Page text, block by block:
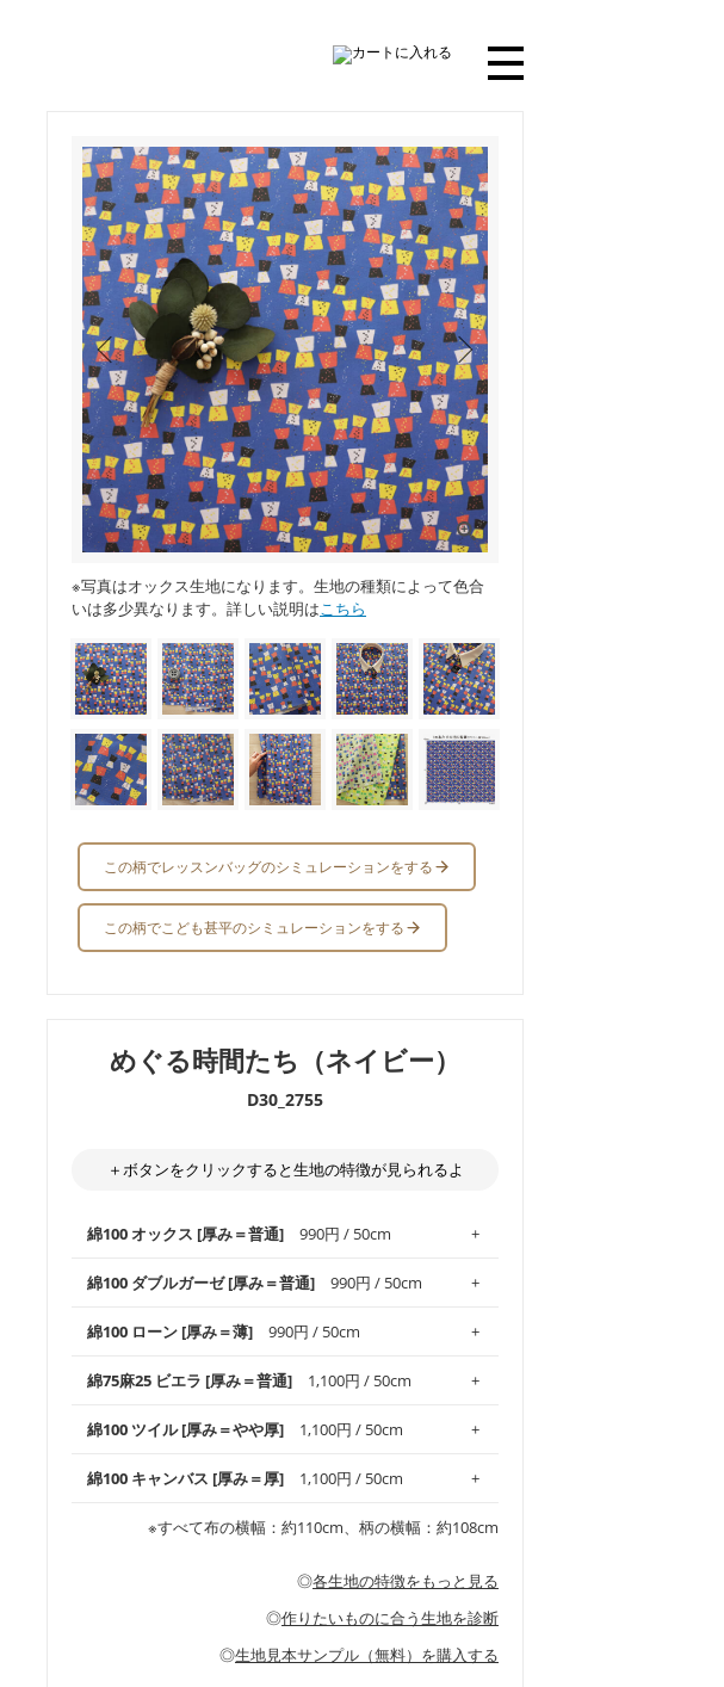
※写真はオックス生地になります。生地の種類によって色合
いは多少異なります。詳しい説明はこちら
この柄でレッスンバッグのシミュレーションをする
この柄でこども甚平のシミュレーションをする
めぐる時間たち（ネイビー）
D30_2755
＋ボタンをクリックすると生地の特徴が見られるよ
綿100 オックス [厚み＝普通] 990円 / 50cm
使いやすさNo.1！しなやかさと適度な張りを併せ持ち、
通気性の高さがオックス生地の特徴です。当サイトのオ
縫いやすいため、布小物全般にお使いいただけます。
※レッスンバッグ、上履き袋などの通園通学グッズには
などの布小物
・布団カバーなどの寝具、カーテン
・スカート、甚平などの子ども服
綿100 ダブルガーゼ [厚み＝普通] 990円 / 50cm
柔らかくふんわりとした肌触りが特徴です。ベビー用品
やハンカチなど直接肌に触れるアイテムに最適です。高
シーズンで活躍してくれます。
・スタイ、おくるみなどのベビーグッズ
・ブラウス、チュニック、ワンピースなどの洋服
綿100 ローン [厚み＝薄] 990円 / 50cm
上質で薄手の平織りの生地です。軽やかさとなめらかな
手触りの良さが魅力。透け感があるので、涼しげなトッ
・ブラウス、シャツ、チュニックなどのトップス
綿75麻25 ビエラ [厚み＝普通] 1,100円 / 50cm
コットン75％リネン25％の当店のビエラ生地は、オック
ス生地よりもふんわりとした柔らかい質感と適度な落ち
綿100 ツイル [厚み＝やや厚] 1,100円 / 50cm
綾織りの生地です。しっかりとした張りと厚みがありな
がらも柔らかいのが特徴です。生地の厚みは中厚手で
・レッスンバッグ、上履き袋などの通園通学グッズ
・カーテン、エプロン、テーブルクロスなどの暮らしの
綿100 キャンバス [厚み＝厚] 1,100円 / 50cm
夫で高い耐久性があります。トートバッグ・ポーチ・ペ
ンケースなどの布小物、インテリア用品に向いていま
※すべて布の横幅：約110cm、柄の横幅：約108cm
◎各生地の特徴をもっと見る
◎作りたいものに合う生地を診断
◎生地見本サンプル（無料）を購入する